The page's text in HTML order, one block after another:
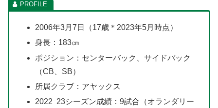
2006年3月7日（17歳＊2023年5月時点）
身長：183㎝
ポジション：センターバック、サイドバック
（CB、SB）
所属クラブ：アヤックス
2022ｰ23シーズン成績：9試合（オランダリー